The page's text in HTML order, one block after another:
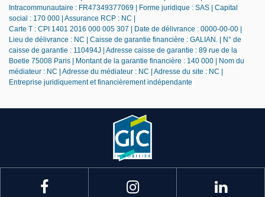
Intracommunautaire : FR47349377069 | Forme juridique : SAS | Capital
social : 170 000 | Assurance RCP : NC |
Carte T : CPI 1401 2016 000 005 307 | Date de délivrance : 0000-00-00 |
Lieu de délivrance : NC | Caisse de garantie financière : GALIAN. | N° de
caisse de garantie : 110494J | Adresse caisse de garantie : 89 rue de la
Boetie 75008 Paris | Montant de la garantie financière : 140 000 | Nom du
médiateur : NC | Adresse du médiateur : NC | Adresse du site : NC |
Entreprise juridiquement et financièrement indépendante